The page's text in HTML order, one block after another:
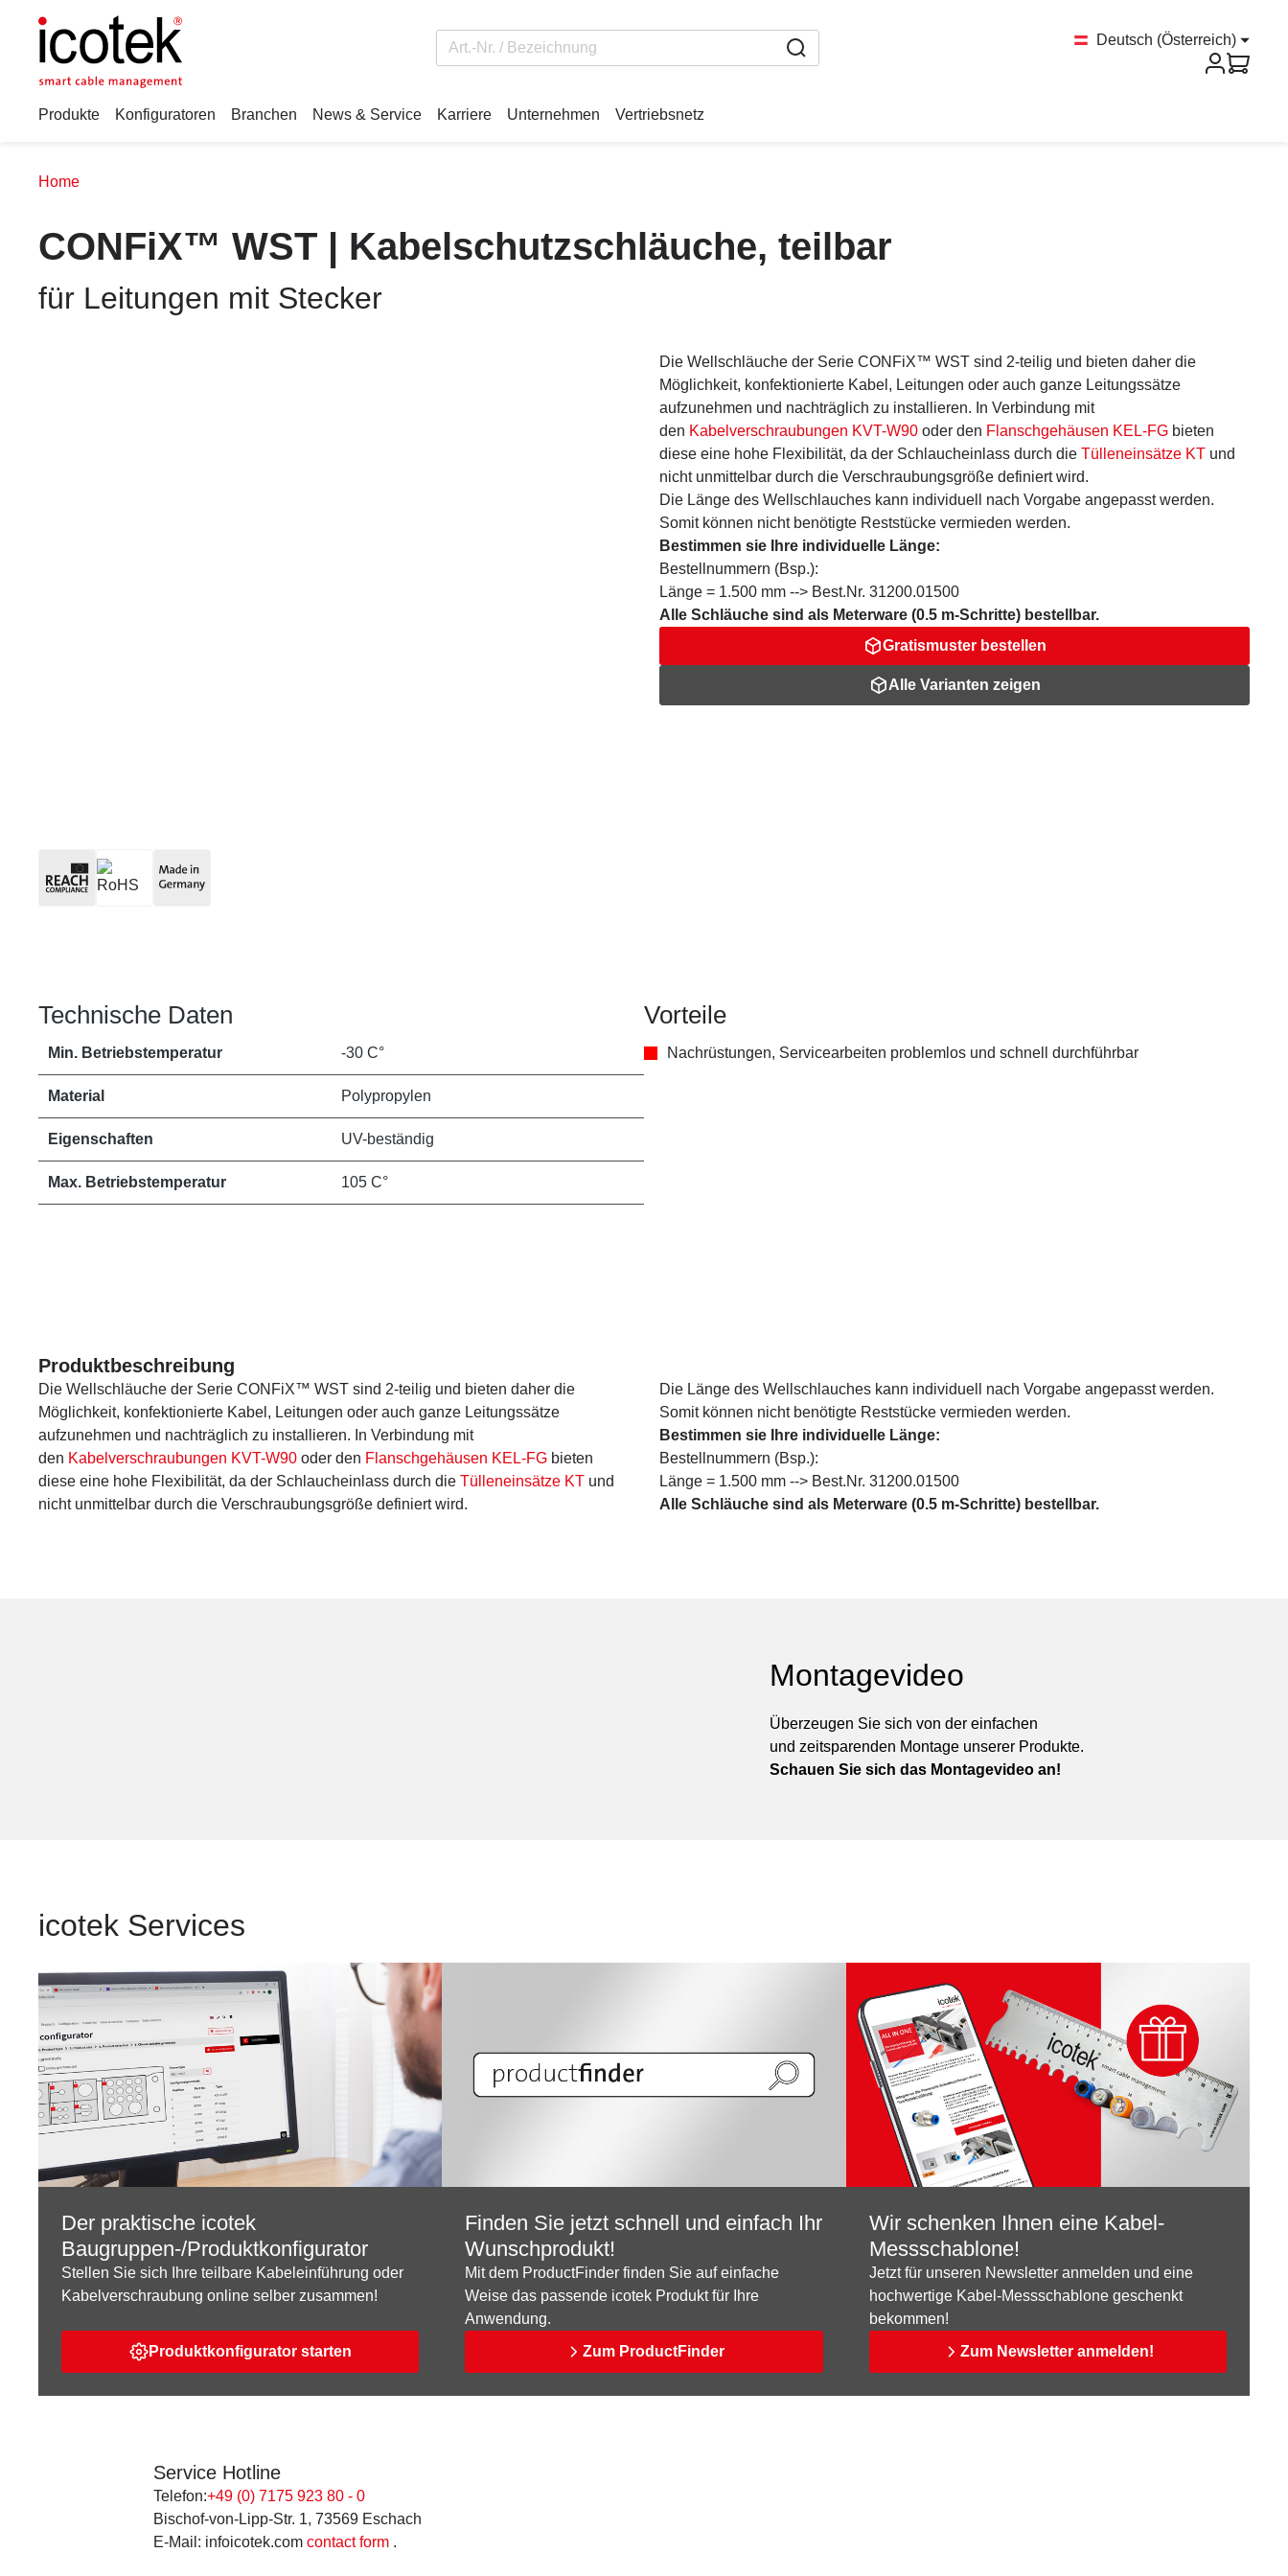
Deutsch (Österreich)
Produkte Konfiguratoren Branchen News & Service Karriere Unternehmen Vertriebsnetz
Home
CONFiX™ WST | Kabelschutzschläuche, teilbar
für Leitungen mit Stecker
Die Wellschläuche der Serie CONFiX™ WST sind 2-teilig und bieten daher die
Möglichkeit, konfektionierte Kabel, Leitungen oder auch ganze Leitungssätze
aufzunehmen und nachträglich zu installieren. In Verbindung mit
den Kabelverschraubungen KVT-W90 oder den Flanschgehäusen KEL-FG bieten
diese eine hohe Flexibilität, da der Schlaucheinlass durch die Tülleneinsätze KT und
nicht unmittelbar durch die Verschraubungsgröße definiert wird.
Die Länge des Wellschlauches kann individuell nach Vorgabe angepasst werden.
Somit können nicht benötigte Reststücke vermieden werden.
Bestimmen sie Ihre individuelle Länge:
Bestellnummern (Bsp.):
Länge = 1.500 mm --> Best.Nr. 31200.01500
Alle Schläuche sind als Meterware (0.5 m-Schritte) bestellbar.
Gratismuster bestellen
Alle Varianten zeigen
Technische Daten
Min. Betriebstemperatur -30 C°
Material Polypropylen
Eigenschaften UV-beständig
Max. Betriebstemperatur 105 C°
Vorteile
Nachrüstungen, Servicearbeiten problemlos und schnell durchführbar
Produktbeschreibung
Die Wellschläuche der Serie CONFiX™ WST sind 2-teilig und bieten daher die
Möglichkeit, konfektionierte Kabel, Leitungen oder auch ganze Leitungssätze
aufzunehmen und nachträglich zu installieren. In Verbindung mit
den Kabelverschraubungen KVT-W90 oder den Flanschgehäusen KEL-FG bieten
diese eine hohe Flexibilität, da der Schlaucheinlass durch die Tülleneinsätze KT und
nicht unmittelbar durch die Verschraubungsgröße definiert wird.
Die Länge des Wellschlauches kann individuell nach Vorgabe angepasst werden.
Somit können nicht benötigte Reststücke vermieden werden.
Bestimmen sie Ihre individuelle Länge:
Bestellnummern (Bsp.):
Länge = 1.500 mm --> Best.Nr. 31200.01500
Alle Schläuche sind als Meterware (0.5 m-Schritte) bestellbar.
Montagevideo
Überzeugen Sie sich von der einfachen
und zeitsparenden Montage unserer Produkte.
Schauen Sie sich das Montagevideo an!
icotek Services
Der praktische icotek
Baugruppen-/Produktkonfigurator
Stellen Sie sich Ihre teilbare Kabeleinführung oder
Kabelverschraubung online selber zusammen!
Produktkonfigurator starten
Finden Sie jetzt schnell und einfach Ihr
Wunschprodukt!
Mit dem ProductFinder finden Sie auf einfache
Weise das passende icotek Produkt für Ihre
Anwendung.
Zum ProductFinder
Wir schenken Ihnen eine Kabel-
Messschablone!
Jetzt für unseren Newsletter anmelden und eine
hochwertige Kabel-Messschablone geschenkt
bekommen!
Zum Newsletter anmelden!
Service Hotline
Telefon:+49 (0) 7175 923 80 - 0
Bischof-von-Lipp-Str. 1, 73569 Eschach
E-Mail: infoicotek.com contact form .